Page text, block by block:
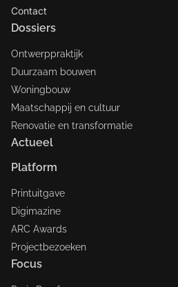
Contact
Dossiers
Ontwerppraktijk
Duurzaam bouwen
Woningbouw
Maatschappij en cultuur
Renovatie en transformatie
Actueel
Platform
Printuitgave
Digimazine
ARC Awards
Projectbezoeken
Focus